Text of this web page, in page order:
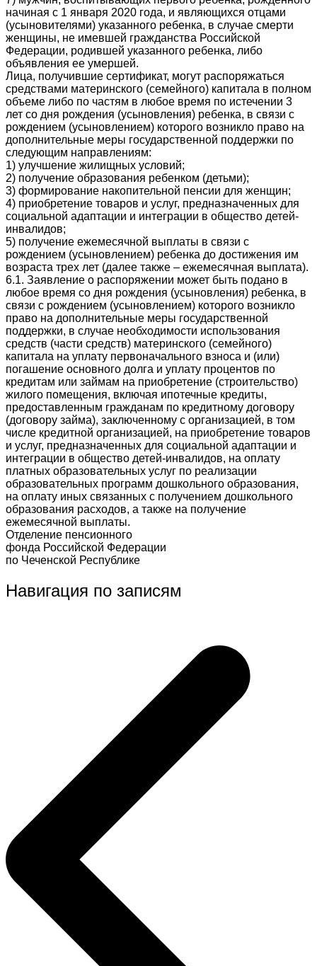
начиная с 1 января 2020 года, и являющихся отцами
(усыновителями) указанного ребенка, в случае смерти
женщины, не имевшей гражданства Российской
Федерации, родившей указанного ребенка, либо
объявления ее умершей.
Лица, получившие сертификат, могут распоряжаться
средствами материнского (семейного) капитала в полном
объеме либо по частям в любое время по истечении 3
лет со дня рождения (усыновления) ребенка, в связи с
рождением (усыновлением) которого возникло право на
дополнительные меры государственной поддержки по
следующим направлениям:
1) улучшение жилищных условий;
2) получение образования ребенком (детьми);
3) формирование накопительной пенсии для женщин;
4) приобретение товаров и услуг, предназначенных для
социальной адаптации и интеграции в общество детей-
инвалидов;
5) получение ежемесячной выплаты в связи с
рождением (усыновлением) ребенка до достижения им
возраста трех лет (далее также – ежемесячная выплата).
6.1. Заявление о распоряжении может быть подано в
любое время со дня рождения (усыновления) ребенка, в
связи с рождением (усыновлением) которого возникло
право на дополнительные меры государственной
поддержки, в случае необходимости использования
средств (части средств) материнского (семейного)
капитала на уплату первоначального взноса и (или)
погашение основного долга и уплату процентов по
кредитам или займам на приобретение (строительство)
жилого помещения, включая ипотечные кредиты,
предоставленным гражданам по кредитному договору
(договору займа), заключенному с организацией, в том
числе кредитной организацией, на приобретение товаров
и услуг, предназначенных для социальной адаптации и
интеграции в общество детей-инвалидов, на оплату
платных образовательных услуг по реализации
образовательных программ дошкольного образования,
на оплату иных связанных с получением дошкольного
образования расходов, а также на получение
ежемесячной выплаты.
Отделение пенсионного
фонда Российской Федерации
по Чеченской Республике
Навигация по записям